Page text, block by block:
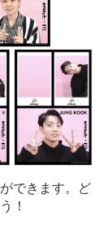
できます。ど
！